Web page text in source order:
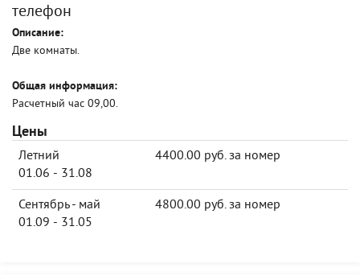
телефон
Описание:
Две комнаты.
Общая информация:
Расчетный час 09,00.
Цены
Летний
01.06 - 31.08
4400.00 руб. за номер
Сентябрь - май
01.09 - 31.05
4800.00 руб. за номер